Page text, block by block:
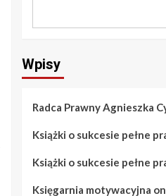
Wpisy
Radca Prawny Agnieszka
Książki o sukcesie pełne
Książki o sukcesie pełne
Księgarnia motywacyjna